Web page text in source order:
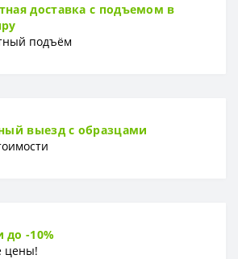
доставка с подъемом в
подъём
выезд с образцами
до -10%
цены!